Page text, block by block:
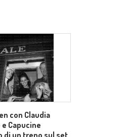
con Claudia
Capucine
di un treno sul set